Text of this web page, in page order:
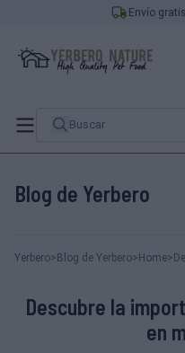
Envío
Blog de Yerbero
Yerbero> Blog de Yerbero> Home>
Descubre la
en